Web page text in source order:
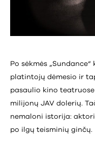
Po sėkmės
platintojų dėmesio ir
pasaulio kino
milijonų JAV dolerių.
nemaloni istorija:
po ilgų teisminių ginčų.